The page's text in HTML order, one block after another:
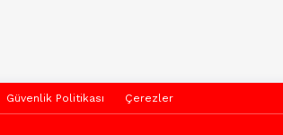
Güvenlik Politikası Çerezler